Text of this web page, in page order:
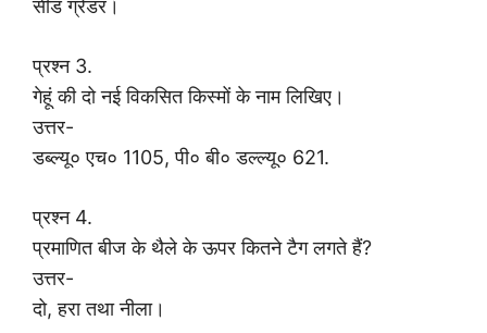
सीड ग्रेडर।
प्रश्न 3.
गेहूं की दो नई विकसित किस्मों के नाम लिखिए।
उत्तर-
डब्ल्यू० एच० 1105, पी० बी० डल्ल्यू० 621.
प्रश्न 4.
प्रमाणित बीज के थैले के ऊपर कितने टैग लगते हैं?
उत्तर-
दो, हरा तथा नीला।